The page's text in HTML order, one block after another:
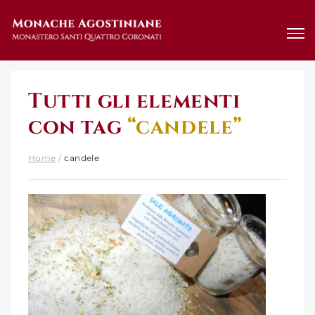
Tutti gli elementi
con tag “candele”
Home /candele